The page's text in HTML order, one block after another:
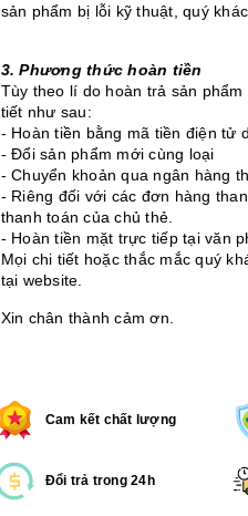
sản phẩm bị lỗi kỹ thuật, quý
3. Phương thức hoàn tiền
Tùy theo lí do hoàn trả sản
tiết như sau:
- Hoàn tiền bằng mã tiền điện tử
- Đổi sản phẩm mới cùng loại
- Chuyển khoản qua ngân hàng
- Riêng đối với các đơn hàng
thanh toán của chủ thẻ.
- Hoàn tiền mặt trực tiếp tại văn
Mọi chi tiết hoặc thắc mắc quý
tại website.
Xin chân thành cảm ơn.
Cam kết chất lượng
Đổi trả trong 24h